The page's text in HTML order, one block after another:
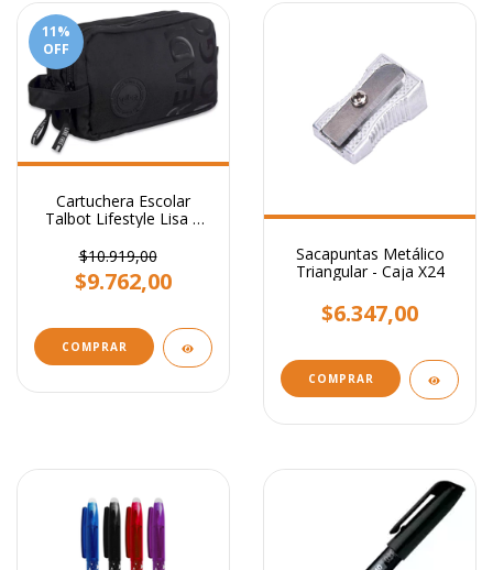
11%
OFF
Cartuchera Escolar
Talbot Lifestyle Lisa 2
$10.919,00
$9.762,00
COMPRAR
Sacapuntas Metálico
Triangular - Caja X24
$6.347,00